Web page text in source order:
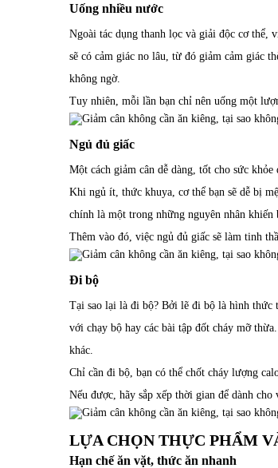
Uống nhiều nước
Ngoài tác dụng thanh lọc và giải độc cơ thể,
sẽ có cảm giác no lâu, từ đó giảm cảm giác
không ngờ.
Tuy nhiên, mỗi lần bạn chỉ nên uống một
Ngủ đủ giấc
Một cách giảm cân dễ dàng, tốt cho sức khỏe
Khi ngủ ít, thức khuya, cơ thể bạn sẽ dễ bị
chính là một trong những nguyên nhân khiến
Thêm vào đó, việc ngủ đủ giấc sẽ làm tinh
Đi bộ
Tại sao lại là đi bộ? Bởi lẽ đi bộ là hình thức
với chạy bộ hay các bài tập đốt cháy mỡ
khác.
Chỉ cần đi bộ, bạn có thể chốt cháy lượng
Nếu được, hãy sắp xếp thời gian để dành
LỰA CHỌN THỰC PHẨM
Hạn chế ăn vặt, thức ăn nhanh